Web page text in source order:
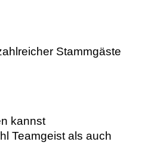
Stammgäste
kannst
Teamgeist als auch